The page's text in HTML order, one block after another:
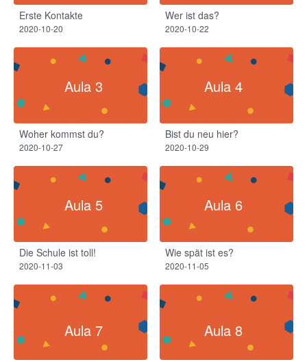
Erste Kontakte
2020-10-20
Wer ist das?
2020-10-22
Aula 3
Woher kommst du?
2020-10-27
Aula 4
Bist du neu hier?
2020-10-29
Aula 5
Die Schule ist toll!​
2020-11-03
Aula 6
Wie spät ist es?
2020-11-05
Aula 7 Aula 8